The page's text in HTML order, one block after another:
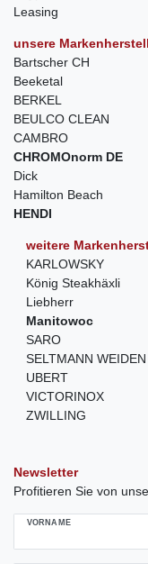
Leasing
unsere
Bartscher CH
Beeketal
BERKEL
BEULCO CLEAN
CAMBRO
CHROMOnorm DE
Dick
Hamilton Beach
HENDI
weitere
KARLOWSKY
König Steakhäxli
Liebherr
Manitowoc
SARO
SELTMANN WEIDEN
UBERT
VICTORINOX
ZWILLING
Newsletter
Profitieren Sie von
VORNAME